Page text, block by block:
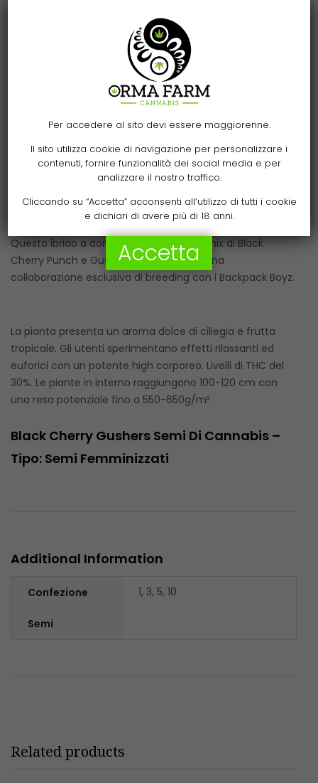
Acai x Black Cherry Funk
Black Cherry Gushers Strain di Barneys
Questo ibrido a dominanza indica è un mix di Black
Cherry Punch e Gushers. È il risultato di una
collaborazione esclusiva di breeding con i Backpack Boyz.
La pianta presenta un aroma dolce di ciliegia e frutta
tropicale. Gli utenti sperimentano effetti rilassanti ed
euforici con un potente high corporeo. Livelli di THC del
30%. Le piante in interno raggiungono 100-120 cm con
una resa potenziale fino a 550-650g/m².
Black Cherry Gushers Semi Di Cannabis –
Tipo: Semi Femminizzati
Additional Information
Confezione
Semi
1, 3, 5, 10
Related products
Per accedere al sito devi essere maggiorenne.
Il sito utilizza cookie di navigazione per personalizzare i
contenuti, fornire funzionalità dei social media e per
analizzare il nostro traffico.
Cliccando su “Accetta” acconsenti all’utilizzo di tutti i cookie
e dichiari di avere più di 18 anni.
Accetta